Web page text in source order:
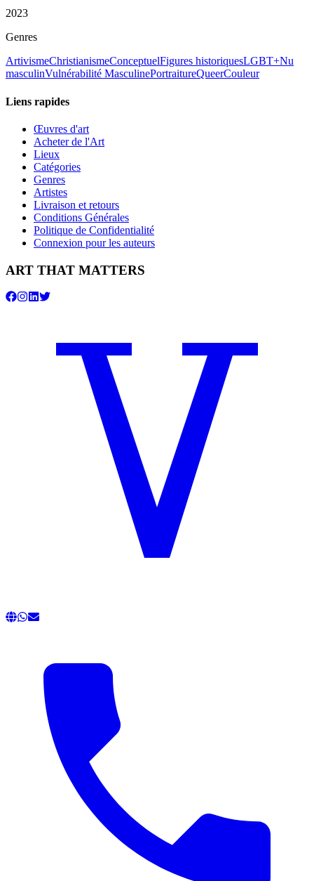
2023
Genres
ArtivismeChristianismeConceptuelFigures historiquesLGBT+Nu
masculinVulnérabilité MasculinePortraitureQueerCouleur
Liens rapides
Œuvres d'art
Acheter de l'Art
Lieux
Catégories
Genres
Artistes
Livraison et retours
Conditions Générales
Politique de Confidentialité
Connexion pour les auteurs
ART THAT MATTERS